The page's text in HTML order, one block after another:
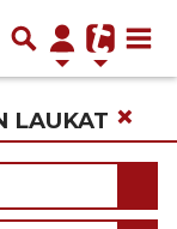
LAUKAT ×